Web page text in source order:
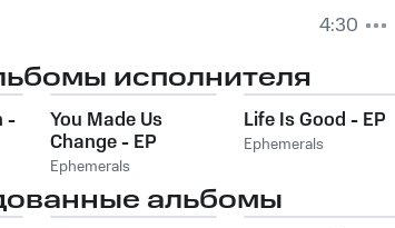
4:30
исполнителя
-
You Made Us
Change - EP
Ephemerals
Life Is Good - EP
Ephemerals
альбомы